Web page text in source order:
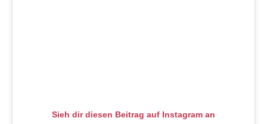
Sieh dir diesen Beitrag auf Instagram an